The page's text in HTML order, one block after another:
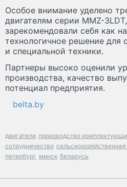
Особое внимание уделено
двигателям серии MMZ-
зарекомендовали себя как
технологичное решение для
и специальной техники.
Партнеры высоко оценили
производства, качество
потенциал предприятия.
belta.by
двигатели производство
сотрудничество сельскохозяйственная
петербург минск беларусь